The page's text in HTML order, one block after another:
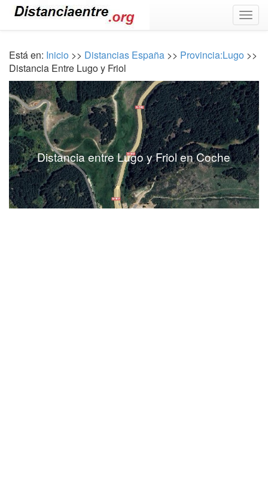
Está en: Inicio >> Distancias España >> Provincia:Lugo >>
Distancia Entre Lugo y Friol
Distancia entre Lugo y Friol en Coche